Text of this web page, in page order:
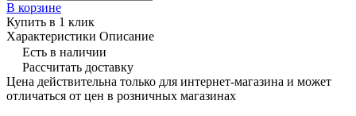
В корзине
Купить в 1 клик
Характеристики Описание
Есть в наличии
Рассчитать доставку
Цена действительна только для интернет-магазина и может
отличаться от цен в розничных магазинах